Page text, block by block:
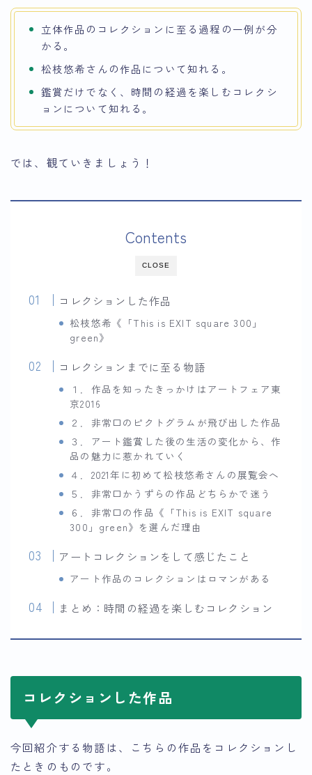
立体作品のコレクションに至る過程の一例が分
かる。
松枝悠希さんの作品について知れる。
鑑賞だけでなく、時間の経過を楽しむコレクシ
ョンについて知れる。
では、観ていきましょう！
CLOSE
Contents
コレクションした作品
松枝悠希《「This is EXIT square 300」
green》
コレクションまでに至る物語
１．作品を知ったきっかけはアートフェア東
京2016
２．非常口のピクトグラムが飛び出した作品
３．アート鑑賞した後の生活の変化から、作
品の魅力に惹かれていく
４．2021年に初めて松枝悠希さんの展覧会へ
５．非常口かうずらの作品どちらかで迷う
６．非常口の作品《「This is EXIT square
300」green》を選んだ理由
アートコレクションをして感じたこと
アート作品のコレクションはロマンがある
まとめ：時間の経過を楽しむコレクション
コレクションした作品
今回紹介する物語は、こちらの作品をコレクションし
たときのものです。